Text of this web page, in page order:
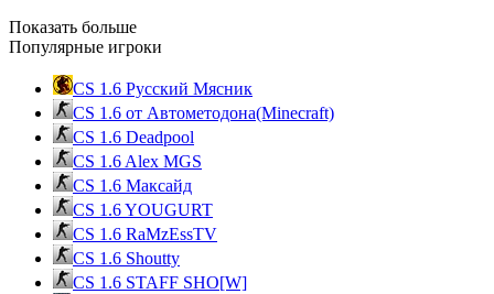
Показать больше
Популярные игроки
CS 1.6 Русский Мясник
CS 1.6 от Автометодона(Minecraft)
CS 1.6 Deadpool
CS 1.6 Alex MGS
CS 1.6 Максайд
CS 1.6 YOUGURT
CS 1.6 RaMzEssTV
CS 1.6 Shoutty
CS 1.6 STAFF SHO[W]